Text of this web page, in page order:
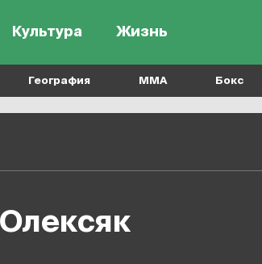
Культура Жизнь
География MMA Бокс
Олексяк